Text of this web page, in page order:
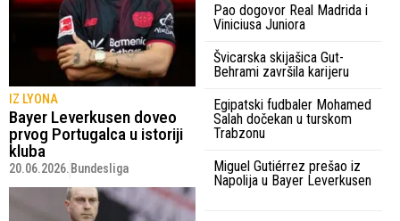
IZ LYONA
Bayer Leverkusen doveo
prvog Portugalca u istoriji
kluba
20.06.2026. Bundesliga
Pao dogovor Real Madrida i
Viniciusa Juniora
Švicarska skijašica Gut-
Behrami završila karijeru
Egipatski fudbaler Mohamed
Salah dočekan u turskom
Trabzonu
Miguel Gutiérrez prešao iz
Napolija u Bayer Leverkusen